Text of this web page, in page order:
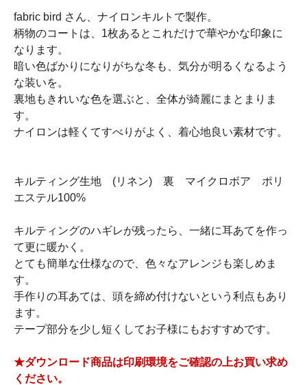
fabric bird さん、ナイロンキルトで製作。
柄物のコートは、1枚あるとこれだけで華やかな印象に
なります。
暗い色ばかりになりがちな冬も、気分が明るくなるよう
な装いを。
裏地もきれいな色を選ぶと、全体が綺麗にまとまりま
す。
ナイロンは軽くてすべりがよく、着心地良い素材です。
キルティング生地 (リネン) 裏 マイクロボア ポリ
エステル100%
キルティングのハギレが残ったら、一緒に耳あてを作っ
て更に暖かく。
とても簡単な仕様なので、色々なアレンジも楽しめま
す。
手作りの耳あては、頭を締め付けないという利点もあり
ます。
テープ部分を少し短くしてお子様にもおすすめです。
★ダウンロード商品は印刷環境をご確認の上お買い求め
ください。